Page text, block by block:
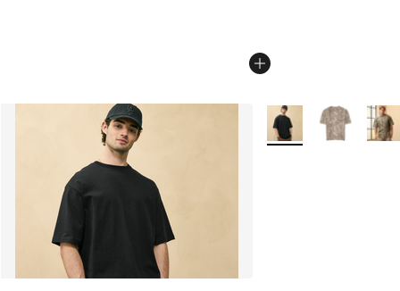
Plus de couleurs